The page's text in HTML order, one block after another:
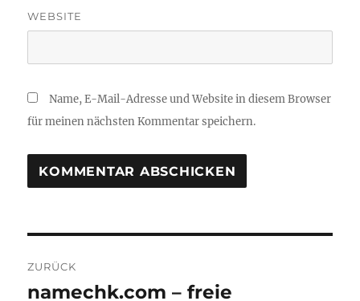
WEBSITE
Name, E-Mail-Adresse und Website in diesem Browser
für meinen nächsten Kommentar speichern.
ZURÜCK
Vorheriger
namechk.com – freie